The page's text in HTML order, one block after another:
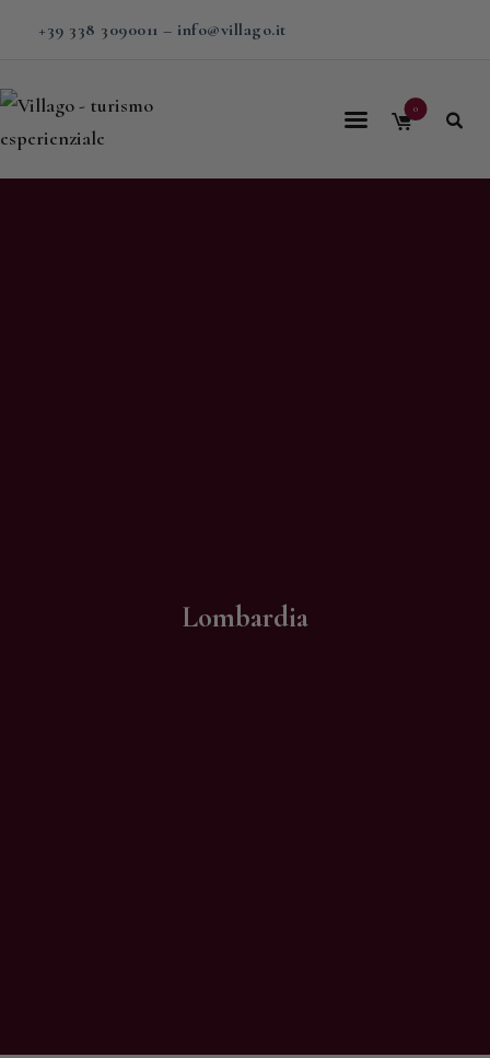
+39 338 3090011 – info@villago.it
0
Lombardia
Home